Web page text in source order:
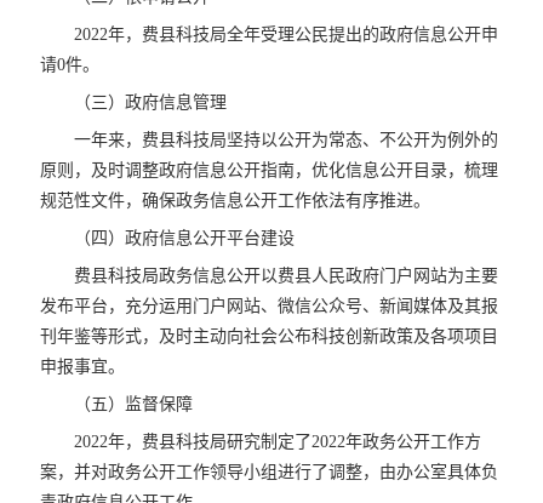
2022年，费县科技局全年受理公民提出的政府信息公开申
请0件。
（三）政府信息管理
一年来，费县科技局坚持以公开为常态、不公开为例外的
原则，及时调整政府信息公开指南，优化信息公开目录，梳理
规范性文件，确保政务信息公开工作依法有序推进。
（四）政府信息公开平台建设
费县科技局政务信息公开以费县人民政府门户网站为主要
发布平台，充分运用门户网站、微信公众号、新闻媒体及其报
刊年鉴等形式，及时主动向社会公布科技创新政策及各项项目
申报事宜。
（五）监督保障
2022年，费县科技局研究制定了2022年政务公开工作方
案，并对政务公开工作领导小组进行了调整，由办公室具体负